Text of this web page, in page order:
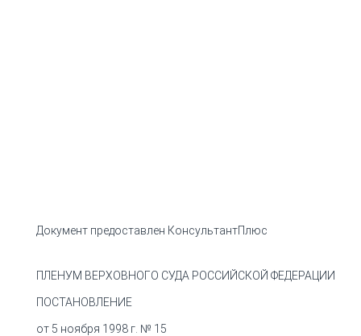
Документ предоставлен КонсультантПлюс
ПЛЕНУМ ВЕРХОВНОГО СУДА РОССИЙСКОЙ ФЕДЕРАЦИИ
ПОСТАНОВЛЕНИЕ
от 5 ноября 1998 г. № 15